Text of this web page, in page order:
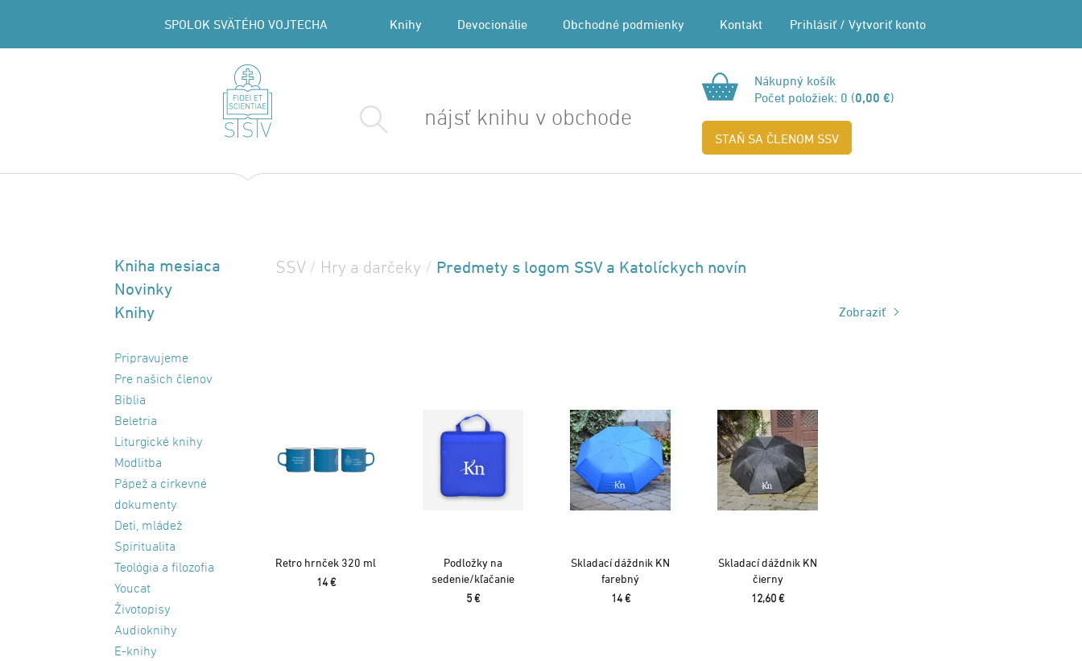
SPOLOK SVÄTÉHO VOJTECHA Knihy Devocionálie Obchodné podmienky Kontakt Prihlásiť / Vytvoriť konto
Nákupný košík
Počet položiek: 0 (0,00 €)
STAŇ SA ČLENOM SSV
SSV / Hry a darčeky / Predmety s logom SSV a Katolíckych novín
Zobraziť
Retro hrnček 320 ml
14 €
Podložky na
sedenie/kľačanie
5 €
Skladací dáždnik KN
farebný
14 €
Skladací dáždnik KN
čierny
12,60 €
Kniha mesiaca
Novinky
Knihy
Pripravujeme
Pre našich členov
Biblia
Beletria
Liturgické knihy
Modlitba
Pápež a cirkevné
dokumenty
Deti, mládež
Spiritualita
Teológia a filozofia
Youcat
Životopisy
Audioknihy
E-knihy